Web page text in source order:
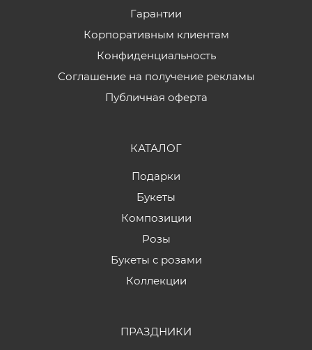
Гарантии
Корпоративным клиентам
Конфиденциальность
Соглашение на получение рекламы
Публичная оферта
КАТАЛОГ
Подарки
Букеты
Композиции
Розы
Букеты с розами
Коллекции
ПРАЗДНИКИ